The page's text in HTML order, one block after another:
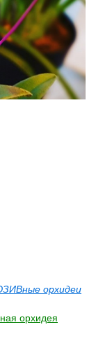
орхидеи
орхидея